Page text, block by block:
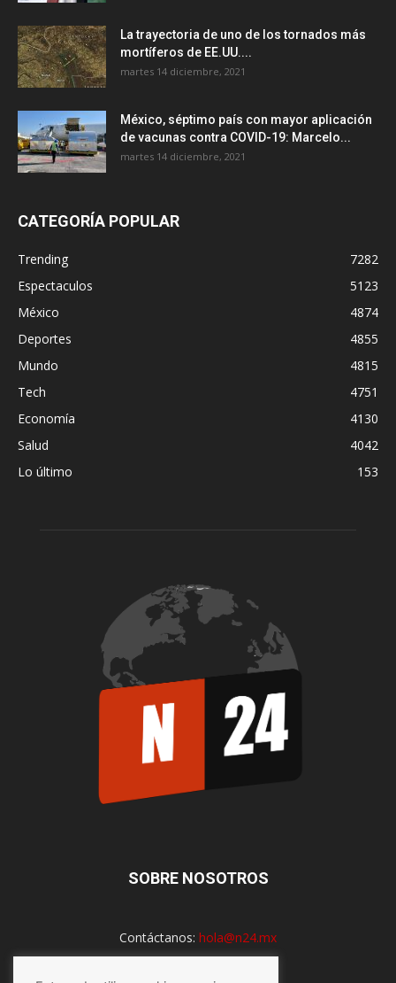
La trayectoria de uno de los tornados más
mortíferos de EE.UU....
martes 14 diciembre, 2021
México, séptimo país con mayor aplicación
de vacunas contra COVID-19: Marcelo...
martes 14 diciembre, 2021
CATEGORÍA POPULAR
Trending
7282
Espectaculos
5123
México
4874
Deportes
4855
Mundo
4815
Tech
4751
Economía
4130
Salud
4042
Lo último
153
SOBRE NOSOTROS
Contáctanos: hola@n24.mx